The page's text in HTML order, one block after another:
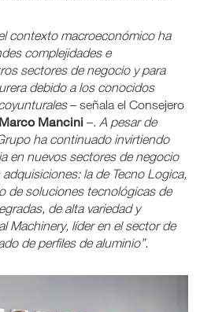
contexto macroeconómico ha
complejidades e
sectores de negocio y para
debido a los conocidos
– señala el Consejero
Marco Mancini –. A pesar de
ha continuado invirtiendo
en nuevos sectores de negocio
la de Tecno Logica,
de soluciones tecnológicas de
de alta variedad y
Machinery, líder en el sector de
de perfiles de aluminio”.